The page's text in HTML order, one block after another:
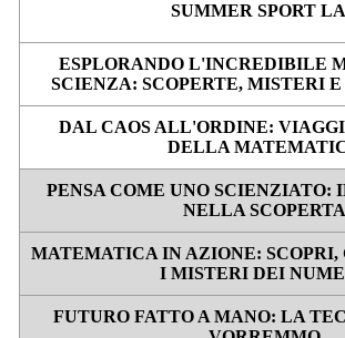
SUMMER SPORT
ESPLORANDO L'INCREDIBILE
SCIENZA: SCOPERTE, MISTERI
DAL CAOS ALL'ORDINE:
DELLA
PENSA COME UNO SCIENZIATO:
NELLA SCOPERTA
MATEMATICA IN AZIONE: SCOPRI,
I MISTERI DEI
FUTURO FATTO A MANO: LA